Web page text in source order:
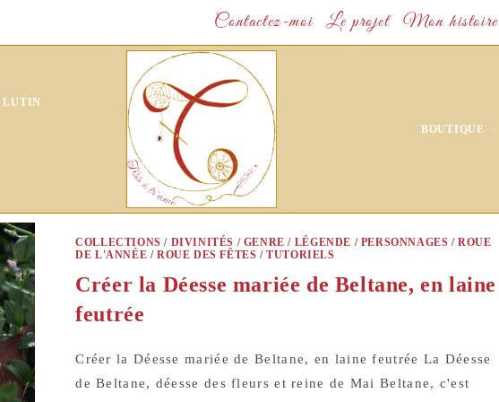
Contactez-moi Le projet Mon histoire
LUTIN
BOUTIQUE
COLLECTIONS / DIVINITÉS / GENRE / LÉGENDE / PERSONNAGES /ROUE
DE L'ANNÉE /ROUE DES FÊTES /TUTORIELS
Créer la Déesse mariée de Beltane, en laine
feutrée
Créer la Déesse mariée de Beltane, en laine feutrée La Déesse
de Beltane, déesse des fleurs et reine de Mai Beltane, c'est